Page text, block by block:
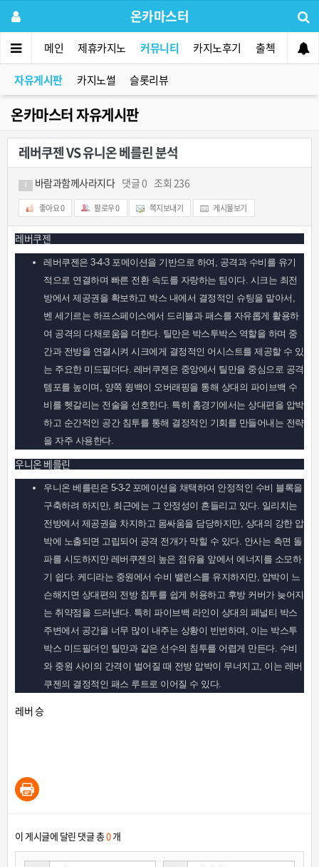
온카마스터
메인 제휴카지노 커뮤니티 카지노후기 출첵 먹튀
자유게시판 카지노썰 슬롯리뷰
온카마스터 자유게시판
레버쿠젠 VS 유니온 베를린 분석
바람과함께사라지다 댓글 0 조회 236
좋아요0 팔로우0 쪽지보내기 게시물보기
레버쿠젠
레버쿠젠은 3-4-3 포메이션을 기반으로 하여, 공격과 수비를 유기
적으로 연결하며 빠른 전환 속도를 자랑하는 팀이다. 시크는 최전
방에서 제공권을 확보하고 박스 내에서 결정적인 슈팅을 맡아서,
벤 세기르는 하프스페이스에서 드리블과 패스를 자유롭게 활용하
여 공격의 다채로움을 더한다. 틸만은 박스투박스 역할을 하며 중
간과 전방을 연결시켜 시크에게 결정적인 어시스트를 제공할 수 있
는 주요한 미드필더다. 레버쿠젠은 중앙에서 틸만을 중심으로 공격
템포를 높이며, 양쪽 윙백이 오버래핑을 통해 상대의 파이브백 수
비를 헷갈리는 전술을 선호한다. 특히 홈경기에서는 상대편을 압박
하고 순간적인 공간 침투를 통해 결정적인 기회를 만들어내는 전략
을 자주 사용한다.
우니온 베를린
우니온 베를린은 5-3-2 포메이션을 채택하여 안정적인 수비 블록을
구축하려 하지만, 최근에는 그 안정성이 흔들리고 있다. 일리치는
전방에서 제공권을 차지하고 몸싸움을 담당하지만, 상대의 강한 압
박에 노출되면 고립되어 공격 전개가 막힐 수 있다. 안사는 측면 돌
파를 시도하지만 레버쿠젠의 높은 점유율 앞에서 에너지를 소모하
기 쉽다. 케디라는 중원에서 수비 밸런스를 유지하지만, 압박이 느
슨해지면 상대편의 전방 침투를 쉽게 허용하고 후방 커버가 늦어지
는 취약점을 드러낸다. 특히 파이브백 라인이 상대의 페널티 박스
주변에서 공간을 너무 많이 내주는 상황이 빈번하며, 이는 박스투
박스 미드필더인 틸만과 같은 선수의 침투를 어렵게 만든다. 수비
와 중원 사이의 간격이 벌어질 때 전방 압박이 무너지고, 이는 레버
쿠젠의 결정적인 패스 루트로 이어질 수 있다.
레버 승
이 게시글에 달린 댓글 총0개